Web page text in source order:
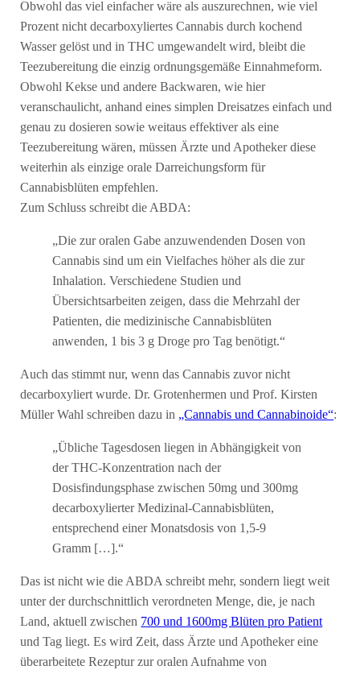
Obwohl das viel einfacher wäre als auszurechnen, wie viel
Prozent nicht decarboxyliertes Cannabis durch kochend
Wasser gelöst und in THC umgewandelt wird, bleibt die
Teezubereitung die einzig ordnungsgemäße Einnahmeform.
Obwohl Kekse und andere Backwaren, wie hier
veranschaulicht, anhand eines simplen Dreisatzes einfach und
genau zu dosieren sowie weitaus effektiver als eine
Teezubereitung wären, müssen Ärzte und Apotheker diese
weiterhin als einzige orale Darreichungsform für
Cannabisblüten empfehlen.
Zum Schluss schreibt die ABDA:
„Die zur oralen Gabe anzuwendenden Dosen von
Cannabis sind um ein Vielfaches höher als die zur
Inhalation. Verschiedene Studien und
Übersichtsarbeiten zeigen, dass die Mehrzahl der
Patienten, die medizinische Cannabisblüten
anwenden, 1 bis 3 g Droge pro Tag benötigt.“
Auch das stimmt nur, wenn das Cannabis zuvor nicht
decarboxyliert wurde. Dr. Grotenhermen und Prof. Kirsten
Müller Wahl schreiben dazu in „Cannabis und Cannabinoide“:
„Übliche Tagesdosen liegen in Abhängigkeit von
der THC-Konzentration nach der
Dosisfindungsphase zwischen 50mg und 300mg
decarboxylierter Medizinal-Cannabisblüten,
entsprechend einer Monatsdosis von 1,5-9
Gramm […].“
Das ist nicht wie die ABDA schreibt mehr, sondern liegt weit
unter der durchschnittlich verordneten Menge, die, je nach
Land, aktuell zwischen 700 und 1600mg Blüten pro Patient
und Tag liegt. Es wird Zeit, dass Ärzte und Apotheker eine
überarbeitete Rezeptur zur oralen Aufnahme von